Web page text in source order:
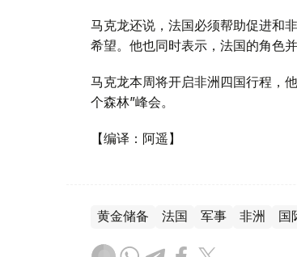
马克龙还说，法国必须帮助促进和
希望。他也同时表示，法国的角色
马克龙本周将开启非洲四国行程，
个森林”峰会。
【编译：阿遥】
黄金储备 法国 军事 非洲 国